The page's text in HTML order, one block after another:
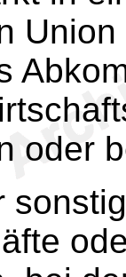
oder